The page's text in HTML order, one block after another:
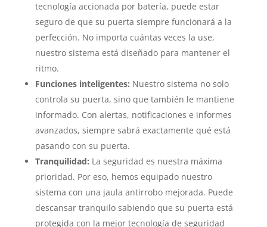
tecnología accionada por batería, puede estar
seguro de que su puerta siempre funcionará a la
perfección. No importa cuántas veces la use,
nuestro sistema está diseñado para mantener el
ritmo.
Funciones inteligentes: Nuestro sistema no solo
controla su puerta, sino que también le mantiene
informado. Con alertas, notificaciones e informes
avanzados, siempre sabrá exactamente qué está
pasando con su puerta.
Tranquilidad: La seguridad es nuestra máxima
prioridad. Por eso, hemos equipado nuestro
sistema con una jaula antirrobo mejorada. Puede
descansar tranquilo sabiendo que su puerta está
protegida con la mejor tecnología de seguridad